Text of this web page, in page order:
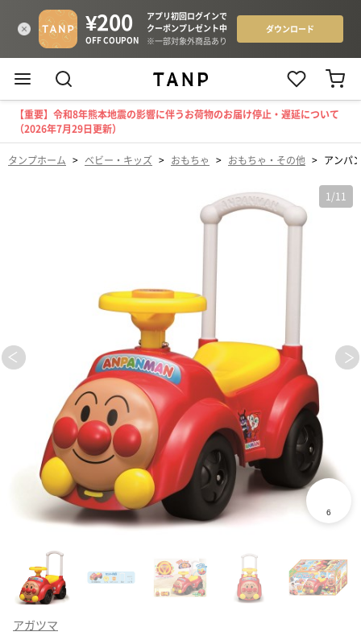
【重要】令和8年熊本地震の影響に伴うお荷物のお届け停止・遅延について
（2026年7月29日更新）
タンプホーム > ベビー・キッズ > おもちゃ > おもちゃ・その他 > アンパ
1 /11
アガツマ